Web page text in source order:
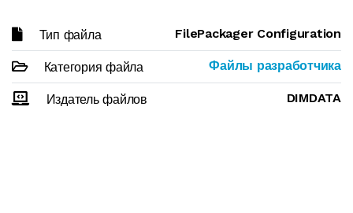
Тип файла FilePackager Configuration
Категория файла Файлы разработчика
Издатель файлов DIMDATA